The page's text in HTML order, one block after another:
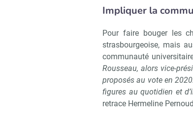
Impliquer la
Pour faire bouger les
strasbourgeoise, mais
communauté
Rousseau, alors vice-
proposés au vote en
figures au quotidien et
retrace Hermeline